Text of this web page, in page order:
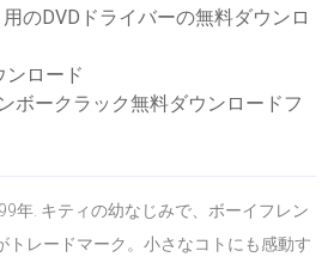
のDVDドライバーの無料ダウンロ
ンロード
ボークラック無料ダウンロードフ
年. キティの幼なじみで、ボーイフレン
トレードマーク。小さなコトにも感動す